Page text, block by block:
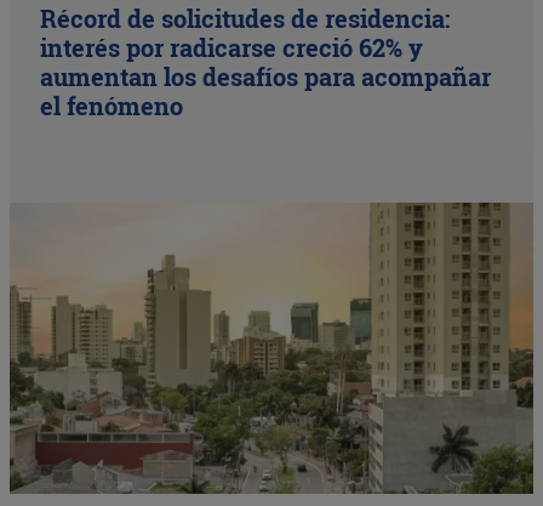
Récord de solicitudes de residencia:
interés por radicarse creció 62% y
aumentan los desafíos para acompañar
el fenómeno